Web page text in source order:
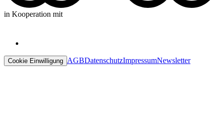
in Kooperation mit
Cookie Einwilligung AGBDatenschutzImpressumNewsletter